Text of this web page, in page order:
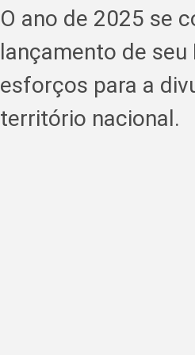
O ano de 2025 se
lançamento de seu
esforços para a
território nacional.